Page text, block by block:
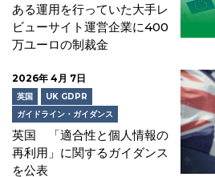
ある運用を行っていた大手レ
ビューサイト運営企業に400
万ユーロの制裁金
2026年 4月 7日
英国
UK GDPR
ガイドライン・ガイダンス
英国 「適合性と個人情報の
再利用」に関するガイダンス
を公表